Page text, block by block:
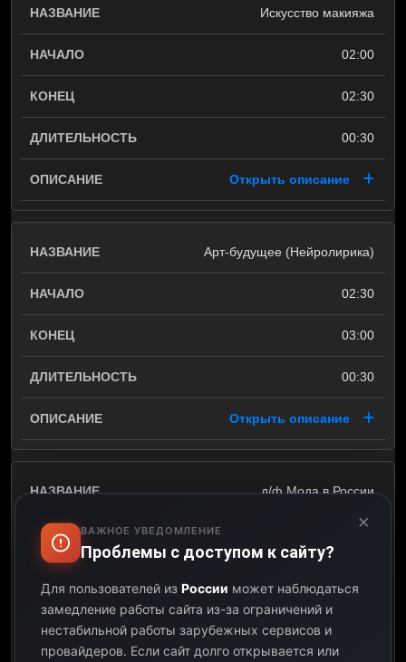
Искусство макияжа
02:00
02:30
00:30
Открыть описание
Арт-будущее (Нейролирика)
02:30
03:00
00:30
Открыть описание
д/ф Мода в России
Открыть описание
×
ВАЖНОЕ УВЕДОМЛЕНИЕ
Проблемы с доступом к сайту?
Для пользователей из России может наблюдаться
замедление работы сайта из-за ограничений и
нестабильной работы зарубежных сервисов и
провайдеров. Если сайт долго открывается или